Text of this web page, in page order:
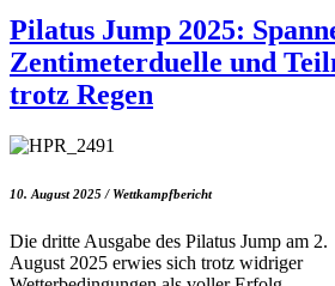
Pilatus Jump 2025:
Zentimeterduelle und
trotz Regen
10. August 2025 / Wettkampfbericht
Die dritte Ausgabe des Pilatus Jump am 2.
August 2025 erwies sich trotz widriger